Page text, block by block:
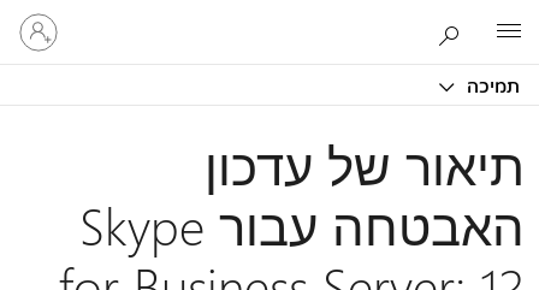
תמיכה
היכנס
לחשבון
שלך
תיאור של עדכון
האבטחה עבור Skype